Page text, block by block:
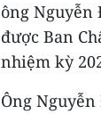
ông Nguyễn
được Ban
nhiệm kỳ
Ông